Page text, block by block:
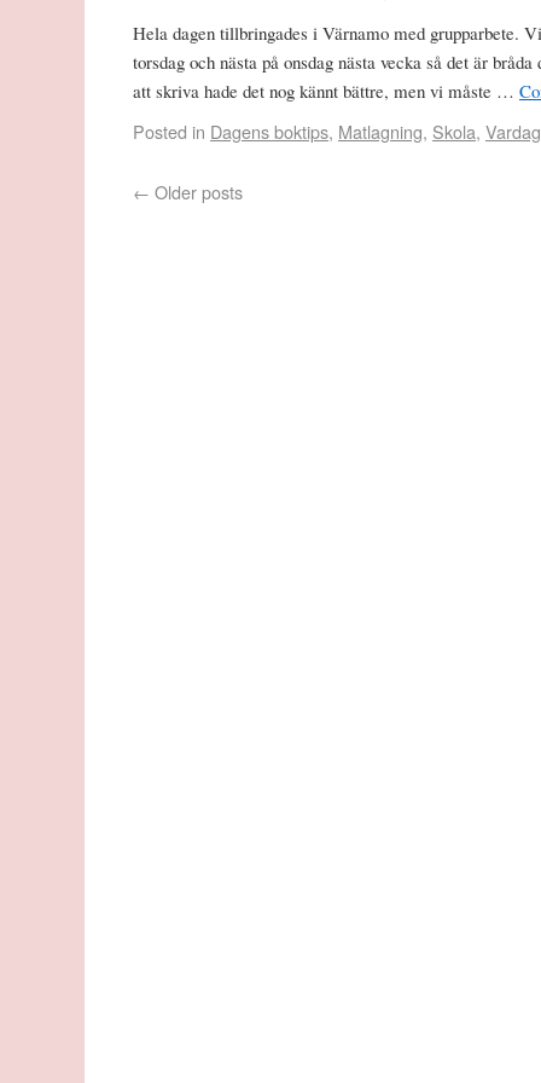
Hela dagen tillbringades i Värnamo med grupparbete.
torsdag och nästa på onsdag nästa vecka så det är
att skriva hade det nog kännt bättre, men vi måste …
Posted in Dagens boktips, Matlagning, Skola,
← Older posts